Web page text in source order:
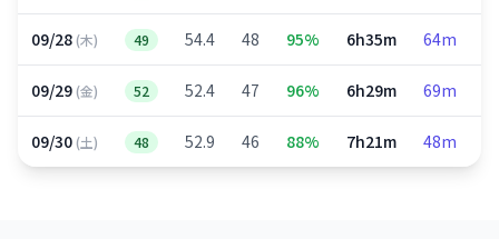
09/28(木) 49 54.4 48 95% 6h35m 64m
09/29(金) 52 52.4 47 96% 6h29m 69m
09/30(土) 48 52.9 46 88% 7h21m 48m